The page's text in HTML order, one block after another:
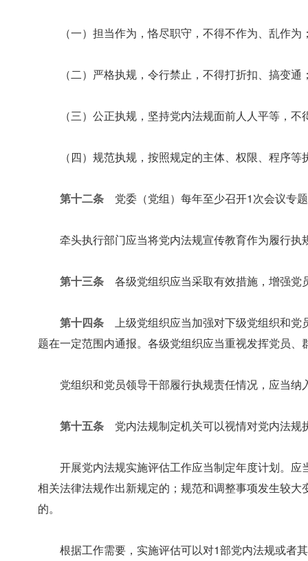
（一）担当作为，恪尽职守，不得不作为、乱作为
（二）严格执规，令行禁止，不得打折扣、搞变通
（三）公正执规，坚持党内法规面前人人平等，
（四）规范执规，按照规定的主体、权限、程序等
第十二条 党委（党组）每年至少召开1次会议专
牵头执行部门应当将党内法规宣传教育作为履行
第十三条 各级党组织应当采取有效措施，增强党
第十四条 上级党组织应当加强对下级党组织和党
题在一定范围内通报。各级党组织应当重视发挥党员
党组织和党员领导干部履行执规责任情况，应当
第十五条 党内法规制定机关可以视情对党内法规
开展党内法规实施评估工作应当制定年度计划。
相关法律法规作出新规定的；规范和调整事项发生较
的。
根据工作需要，实施评估可以对1部党内法规或者